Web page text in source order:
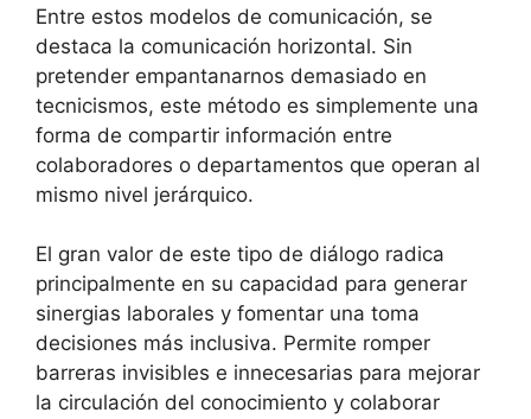
Entre estos modelos de comunicación, se
destaca la comunicación horizontal. Sin
pretender empantanarnos demasiado en
tecnicismos, este método es simplemente una
forma de compartir información entre
colaboradores o departamentos que operan al
mismo nivel jerárquico.
El gran valor de este tipo de diálogo radica
principalmente en su capacidad para generar
sinergias laborales y fomentar una toma
decisiones más inclusiva. Permite romper
barreras invisibles e innecesarias para mejorar
la circulación del conocimiento y colaborar